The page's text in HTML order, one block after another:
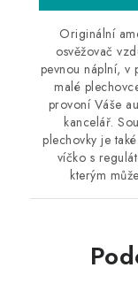
Originální
osvěžovač
pevnou náplní, v
malé
provoní Váše
kancelář.
plechovky je
víčko s
kterým